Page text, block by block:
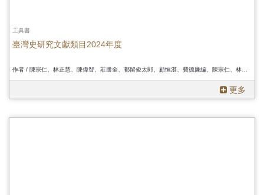
工具書
臺灣史研究文獻類目2024年度
更多